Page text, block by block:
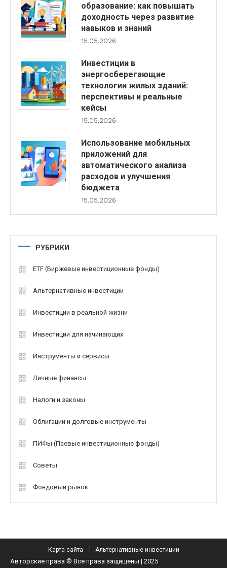
образование: как повышать
доходность через развитие
навыков и знаний
15.05.2026
Инвестиции в
энергосберегающие
технологии жилых зданий:
перспективы и реальные
кейсы
15.05.2026
Использование мобильных
приложений для
автоматического анализа
расходов и улучшения
бюджета
15.05.2026
РУБРИКИ
ETF (Биржевые инвестиционные фонды)
Альтернативные инвестиции
Инвестиции в реальной жизни
Инвестиции для начинающих
Инструменты и сервисы
Личные финансы
Налоги и законы
Облигации и долговые инструменты
ПИФы (Паевые инвестиционные фонды)
Советы
Фондовый рынок
Карта сайта Альтернативные инвестиции
Авторские права © Все права защищены | 2025